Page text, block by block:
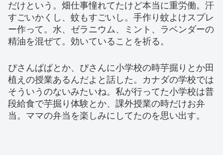
だけという。畑仕事憧れてたけど本当に重労働。汗
すごいかくし、蚊もすごいし。手作り蚊よけスプレ
ー作って。水、ゼラニウム、ミント、ラベンダーの
精油を混ぜて。効いていることを祈る。
ぴさんぱぱとか、ぴさんに小学校の時芋掘りとか田
植えの授業あるんだよと話した。カナダの学校では
そういうのないみたいね。私が行ってた小学校は普
段給食で芋掘り体験とか、課外授業の時だけお弁
当。ママの弁当を楽しみにしてたのを思い出す。